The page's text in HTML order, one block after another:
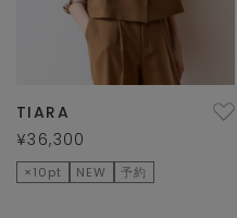
TIARA
¥36,300
×10pt NEW 予約